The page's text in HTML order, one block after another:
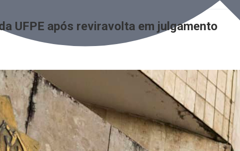
UFPE após reviravolta em julgamento